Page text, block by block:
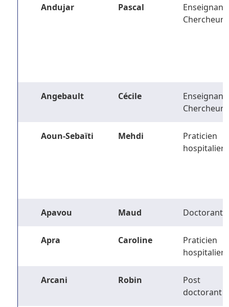
Andujar Pascal
Enseignant-
Chercheur
Angebault Cécile
Enseignant-
Chercheur
Aoun-Sebaïti Mehdi
Praticien
hospitalier
Apavou Maud Doctorant
Apra Caroline
Praticien
hospitalier
Arcani Robin
Post
doctorant